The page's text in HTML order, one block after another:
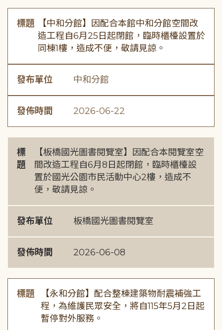
標題
【中和分館】因配合本館中和分館空間改
造工程自6月25日起閉館，臨時櫃檯設置於
同棟1樓，造成不便，敬請見諒。
發布單位 中和分館
發佈時間 2026-06-22
標
題
【板橋國光圖書閱覽室】因配合本閱覽室空
間改造工程自6月8日起閉館，臨時櫃檯設
置於國光公園市民活動中心2樓，造成不
便，敬請見諒。
發布單位 板橋國光圖書閱覽室
發佈時間 2026-06-08
標題
【永和分館】配合整棟建築物耐震補強工
程，為維護民眾安全，將自115年5月2日起
暫停對外服務。